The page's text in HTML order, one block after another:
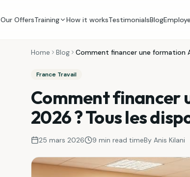
Our OffersTraining How it worksTestimonialsBlog
Home Blog Comment financer une formation
France Travail
Comment financer
2026 ? Tous les
25 mars 2026 9 min read timeBy Anis Kilani